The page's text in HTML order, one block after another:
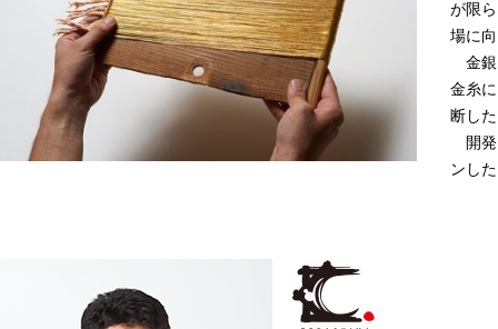
が限
場に
金銀
金糸
断し
開発
ンし